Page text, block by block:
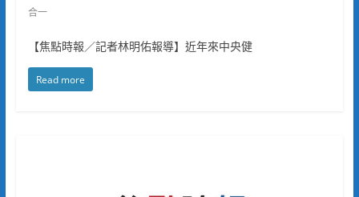
合一
【焦點時報／記者林明佑報導】近年來中央健
Read more